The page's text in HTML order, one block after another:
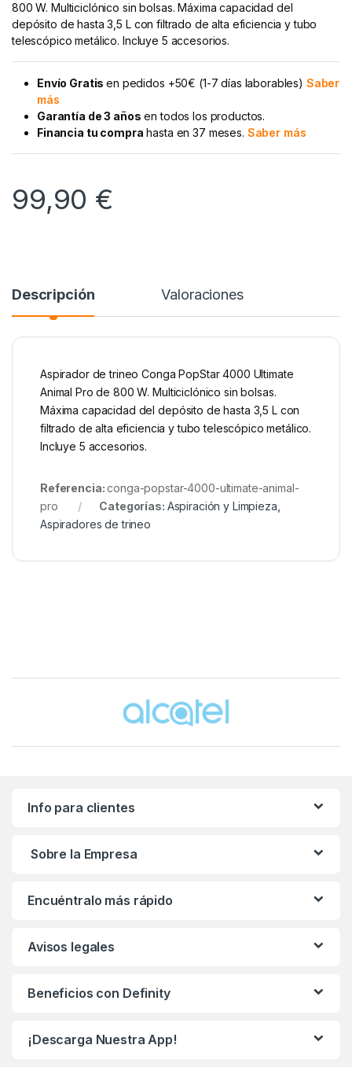
800 W. Multiciclónico sin bolsas. Máxima capacidad del
depósito de hasta 3,5 L con filtrado de alta eficiencia y tubo
telescópico metálico. Incluye 5 accesorios.
Envío Gratisen pedidos +50€ (1-7 días laborables) Saber
más
Garantía de 3 años en todos los productos.
Financia tu compra hasta en 37 meses. Saber más
99,90 €
Descripción Valoraciones
Aspirador de trineo Conga PopStar 4000 Ultimate
Animal Pro de 800 W. Multiciclónico sin bolsas.
Máxima capacidad del depósito de hasta 3,5 L con
filtrado de alta eficiencia y tubo telescópico metálico.
Incluye 5 accesorios.
Referencia:conga-popstar-4000-ultimate-animal-
pro
Categorías: Aspiración y Limpieza
Aspiradores de trineo
Info para clientes
Sobre la Empresa
Encuéntralo más rápido
Avisos legales
Beneficios con Definity
¡Descarga Nuestra App!